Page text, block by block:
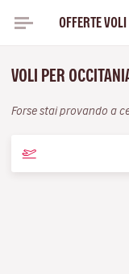
OFFERTE VOLI
VOLI PER
Forse stai provando a